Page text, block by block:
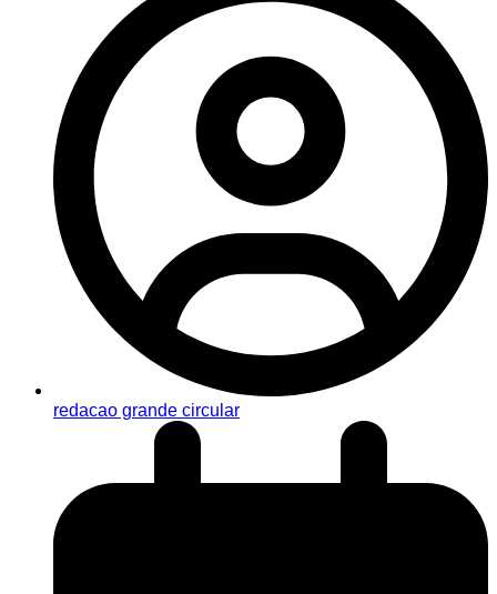
redacao grande circular